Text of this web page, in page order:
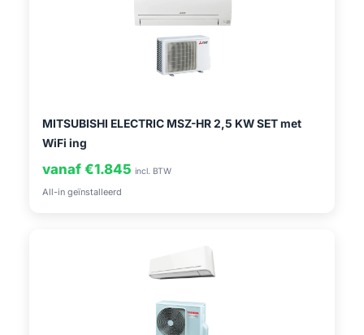
MITSUBISHI ELECTRIC MSZ-HR 2,5 KW SET met
WiFi ing
vanaf €1.845 incl. BTW
All-in geïnstalleerd